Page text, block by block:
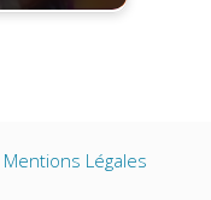
Mentions Légales